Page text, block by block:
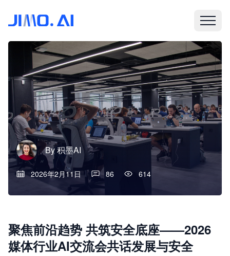
By积墨AI
2026年2月11日 86 614
聚焦前沿趋势 共筑安全底座——2026
媒体行业AI交流会共话发展与安全